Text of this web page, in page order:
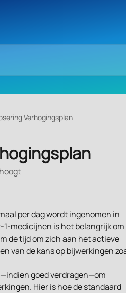
Verhogingsplan
per dag wordt ingenomen in
1-medicijnen is het belangrijk om
de tijd om zich aan het actieve
van de kans op bijwerkingen
goed verdragen—om
Hier is hoe de standaard